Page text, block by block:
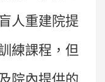
人重建院提
練課程，但
院內提供的